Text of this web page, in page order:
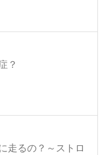
？
走るの？～ストロ